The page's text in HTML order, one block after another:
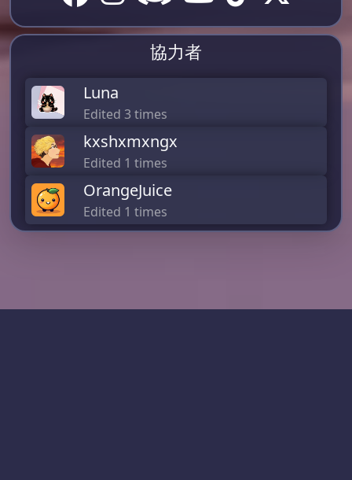
協力者
Luna
Edited 3 times
kxshxmxngx
Edited 1 times
OrangeJuice
Edited 1 times